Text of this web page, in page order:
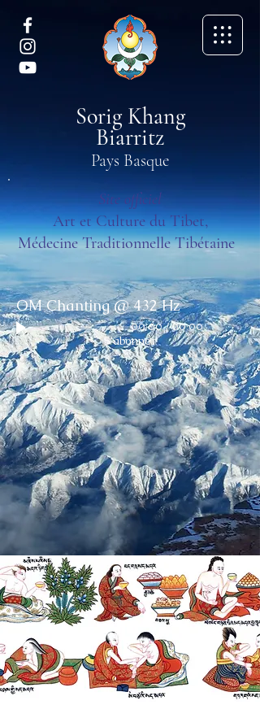
Sorig Khang
Biarritz
Pays Basque
S'abonner
OM Chanting @ 432 Hz
00:00/00:00
Site officiel
Art et Culture du Tibet,
Médecine Traditionnelle Tibétaine